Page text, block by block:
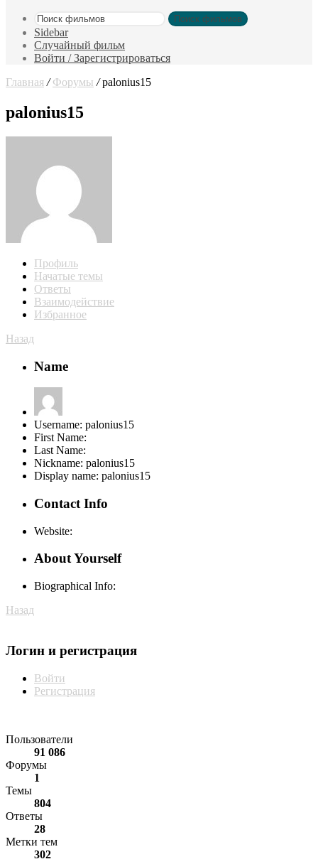
Поиск фильмов
Sidebar
Случайный фильм
Войти / Зарегистрироваться
Главная / Форумы / palonius15
palonius15
Профиль
Начатые темы
Ответы
Взаимодействие
Избранное
Назад
Name
Username: palonius15
First Name:
Last Name:
Nickname: palonius15
Display name: palonius15
Contact Info
Website:
About Yourself
Biographical Info:
Назад
Логин и регистрация
Войти
Регистрация
Пользователи
91 086
Форумы
1
Темы
804
Ответы
28
Метки тем
302